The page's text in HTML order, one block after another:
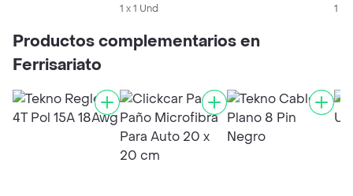
1 x 1 Und
1 x
Productos complementarios en
Ferrisariato